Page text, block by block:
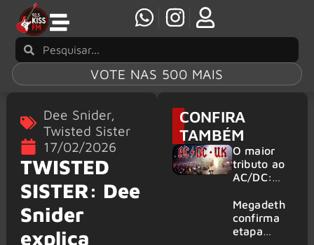
VOTE NAS 500 MAIS
Dee Snider,
Twisted Sister
17/02/2026
TWISTED
SISTER: Dee
Snider
explica
CONFIRA
TAMBÉM
O maior
tributo ao
AC/DC:
traz ao
Brasil um
repertório
Megadeth
confirma
etapa